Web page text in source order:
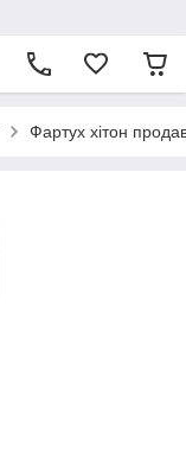
Фартух хітон